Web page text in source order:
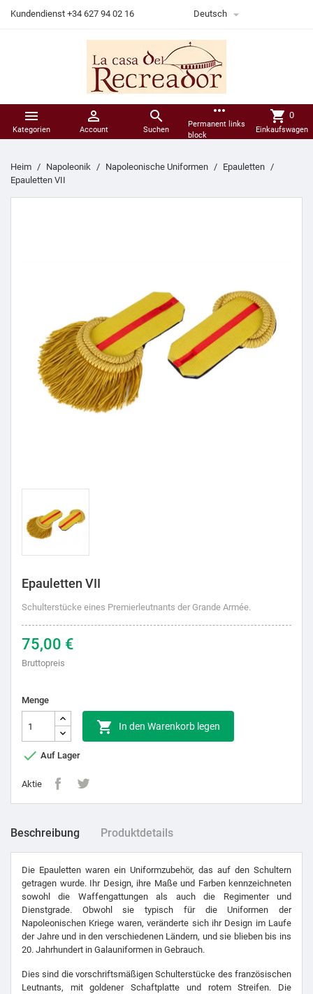
Kundendienst +34 627 94 02 16 Deutsch 

Kategorien

Account

Suchen
more_horiz
Permanent links
block
shopping_cart 0
Einkaufswagen
Heim Napoleonik Napoleonische Uniformen
Epauletten
Epauletten VII
Epauletten VII
Schulterstücke eines Premierleutnants der Grande Armée.
75,00 €
Bruttopreis
Menge
 In den Warenkorb legen
 Auf Lager
Aktie
Beschreibung Produktdetails
Die Epauletten waren ein Uniformzubehör, das auf den Schultern
getragen wurde. Ihr Design, ihre Maße und Farben kennzeichneten
sowohl die Waffengattungen als auch die Regimenter und
Dienstgrade. Obwohl sie typisch für die Uniformen der
Napoleonischen Kriege waren, veränderte sich ihr Design im Laufe
der Jahre und in den verschiedenen Ländern, und sie blieben bis ins
20. Jahrhundert in Galauniformen in Gebrauch.
Dies sind die vorschriftsmäßigen Schulterstücke des französischen
Leutnants, mit goldener Schaftplatte und rotem Streifen. Die